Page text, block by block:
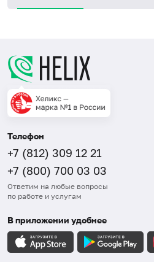
Телефон
+7 (812) 309 12 21
+7 (800) 700 03 03
Ответим на любые вопросы
по работе и услугам
В приложении удобнее